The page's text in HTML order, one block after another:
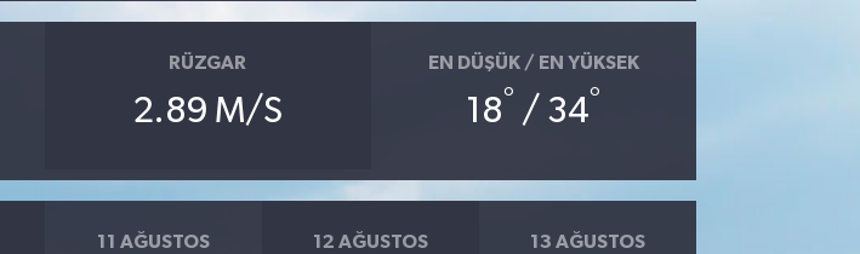
RÜZGAR
2.89 M/S
EN DÜŞÜK / EN YÜKSEK
18° / 34°
11 AĞUSTOS 12 AĞUSTOS 13 AĞUSTOS